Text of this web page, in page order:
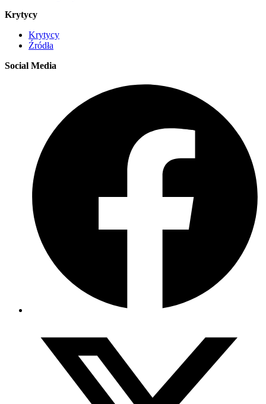
Krytycy
Krytycy
Źródła
Social Media